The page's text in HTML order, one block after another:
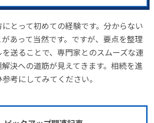
とって初めての経験です。分からない
あって当然です。ですが、要点を整理
送ることで、専門家とのスムーズな連
決への道筋が見えてきます。相続を進
考にしてみてください。